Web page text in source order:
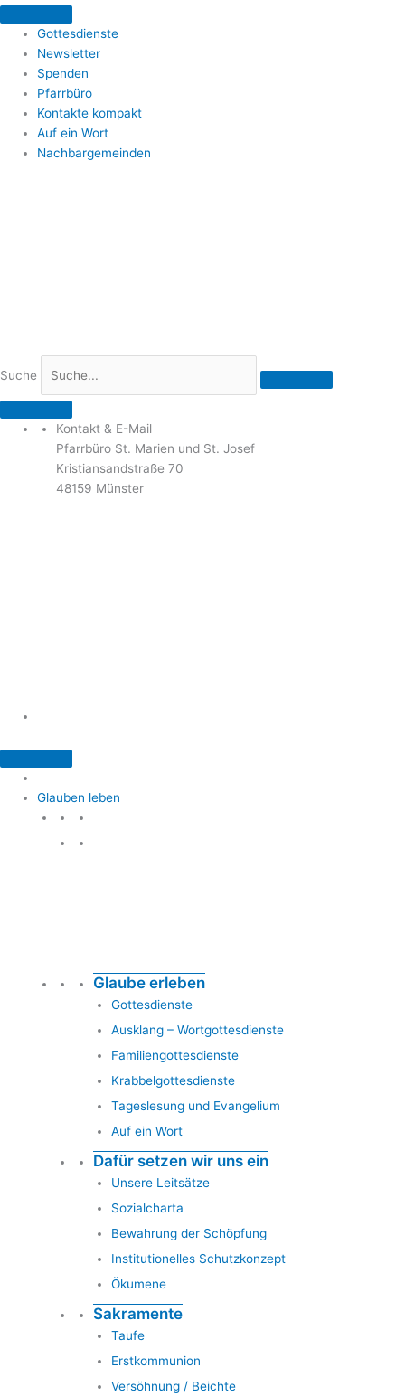
Zum
springen
Gottesdienste
Newsletter
Spenden
Pfarrbüro
Kontakte kompakt
Auf ein Wort
Nachbargemeinden
Suche
Kontakt & E-Mail
Pfarrbüro St. Marien und St. Josef
Kristiansandstraße 70
48159 Münster
Glauben leben
Glaube erleben
Gottesdienste
Ausklang – Wortgottesdienste
Familiengottesdienste
Krabbelgottesdienste
Tageslesung und Evangelium
Auf ein Wort
Dafür setzen wir uns ein
Unsere Leitsätze
Sozialcharta
Bewahrung der Schöpfung
Institutionelles Schutzkonzept
Ökumene
Sakramente
Taufe
Erstkommunion
Versöhnung / Beichte